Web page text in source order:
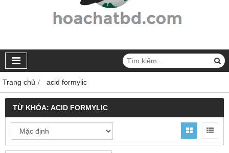
Trang chủ acid formylic
TỪ KHÓA: ACID FORMYLIC